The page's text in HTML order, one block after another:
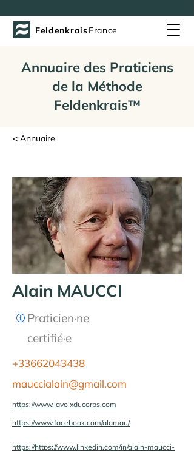
FeldenkraisFrance
Annuaire des Praticiens
de la Méthode
Feldenkrais™
< Annuaire
Alain MAUCCI
Praticien·ne
certifié·e
+33662043438
mauccialain@gmail.com
https://www.lavoixducorps.com
https://www.facebook.com/alamau/
https://https://www.linkedin.com/in/alain-maucci-